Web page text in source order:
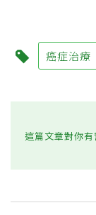
癌症治療
這篇文章對你有